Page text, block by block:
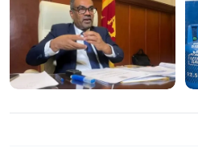
அரசாங்கம் கூறும்
வெற்றிக் காரணம்
என்ன?